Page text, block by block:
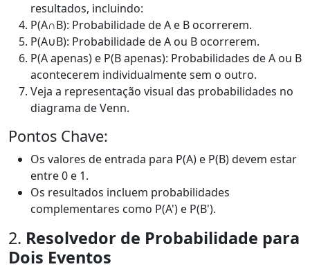
resultados, incluindo:
P(A∩B): Probabilidade de A e B ocorrerem.
P(A∪B): Probabilidade de A ou B ocorrerem.
P(A apenas) e P(B apenas): Probabilidades de A ou B
acontecerem individualmente sem o outro.
Veja a representação visual das probabilidades no
diagrama de Venn.
Pontos Chave:
Os valores de entrada para P(A) e P(B) devem estar
entre 0 e 1.
Os resultados incluem probabilidades
complementares como P(A') e P(B').
2. Resolvedor de Probabilidade para
Dois Eventos